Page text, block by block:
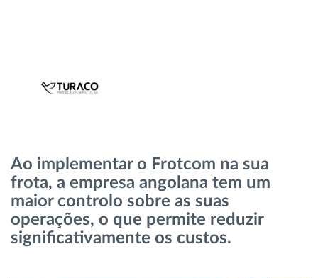
Planeamento e monitorização de rotas
Ver todas as funcionalidades
Como resolvemos cada necessidade da
Ao implementar o Frotcom na sua
frota, a empresa angolana tem um
maior controlo sobre as suas
operações, o que permite reduzir
significativamente os custos.